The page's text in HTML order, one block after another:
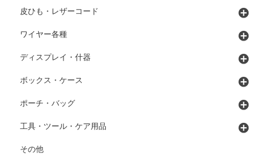
皮ひも・レザーコード
ワイヤー各種
ディスプレイ・什器
ボックス・ケース
ポーチ・バッグ
工具・ツール・ケア用品
その他